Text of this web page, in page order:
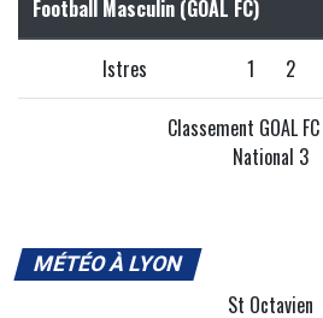
Football Masculin (GOAL FC)
Istres 1 2
Classement GOAL
National 3
MÉTÉO À LYON
St Octavien